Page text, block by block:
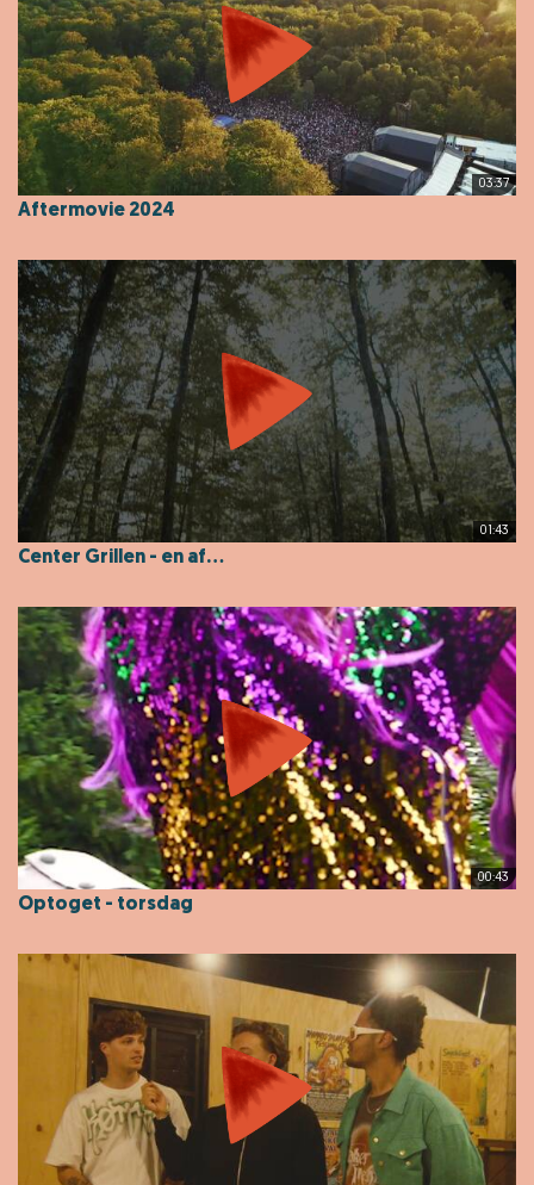
03:37
Aftermovie 2024
01:43
Center Grillen - en af...
00:43
Optoget - torsdag